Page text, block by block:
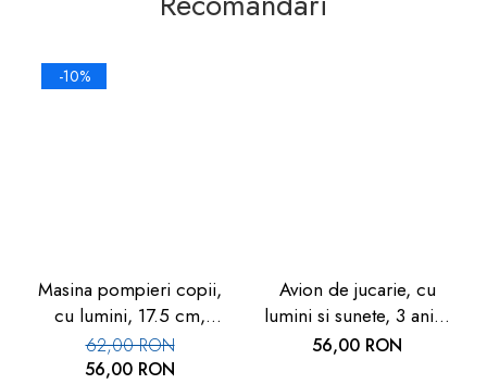
-10%
Masina pompieri copii,
cu lumini, 17.5 cm,
metalica, 3 ani+, Goki
62,00 RON
56,00 RON
Avion de jucarie, cu
lumini si sunete, 3 ani+,
1Buc, Goki
56,00 RON